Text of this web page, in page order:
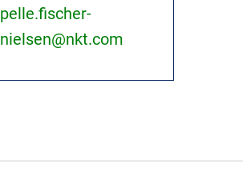
pelle.fischer-
nielsen@nkt.com